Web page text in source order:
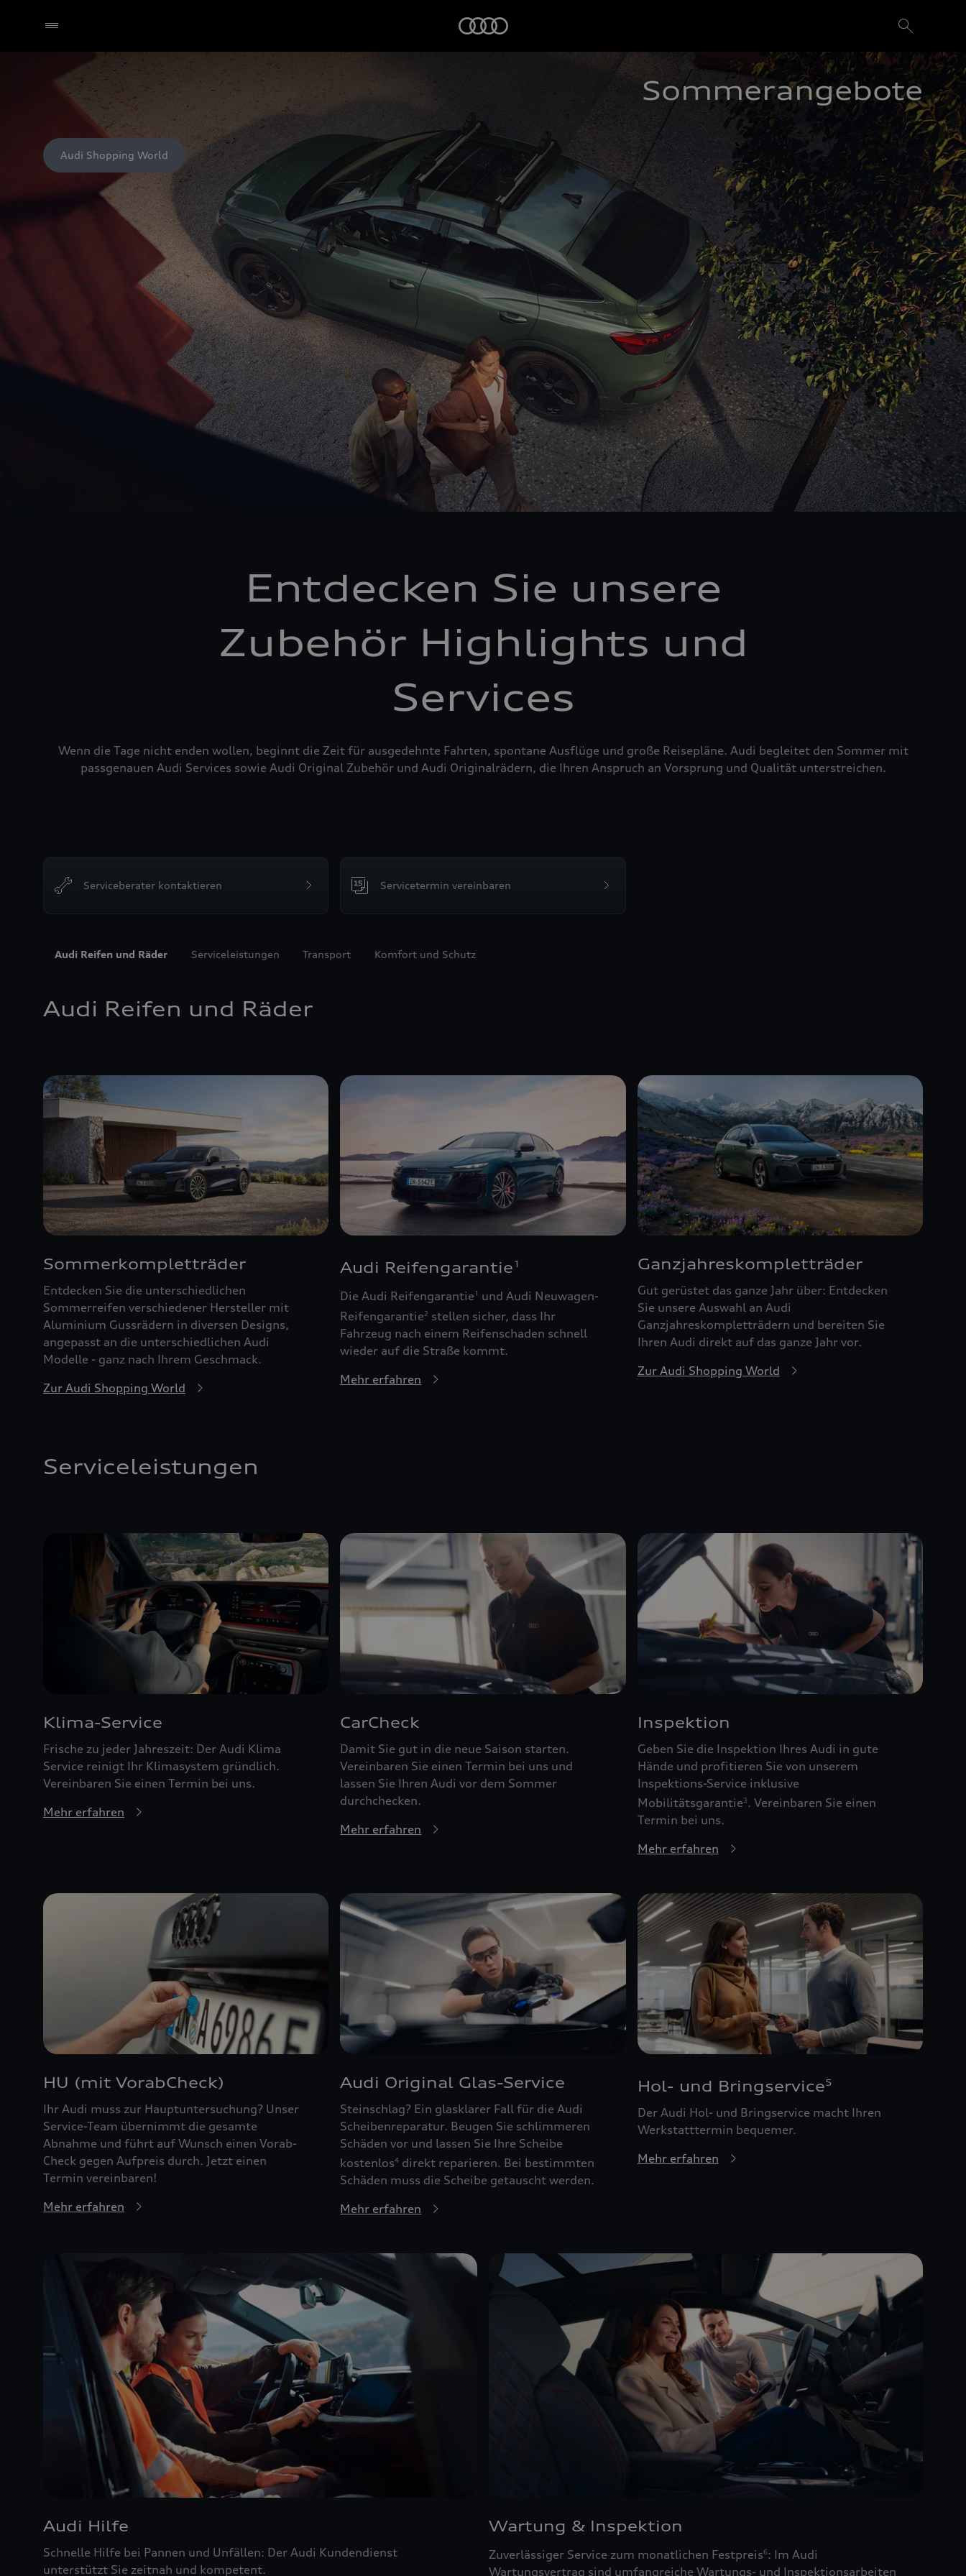
Sommerangebote
Audi Shopping World
Entdecken Sie unsere
Zubehör Highlights und
Services
Wenn die Tage nicht enden wollen, beginnt die Zeit für ausgedehnte Fahrten, spontane Ausflüge und große Reisepläne. Audi begleitet den Sommer mit
passgenauen Audi Services sowie Audi Original Zubehör und Audi Originalrädern, die Ihren Anspruch an Vorsprung und Qualität unterstreichen.
Serviceberater kontaktieren Servicetermin vereinbaren
Audi Reifen und Räder Serviceleistungen Transport Komfort und Schutz
Audi Reifen und Räder
Sommerkompletträder
Entdecken Sie die unterschiedlichen
Sommerreifen verschiedener Hersteller mit
Aluminium Gussrädern in diversen Designs,
angepasst an die unterschiedlichen Audi
Modelle - ganz nach Ihrem Geschmack.
Zur Audi Shopping World
Audi Reifengarantie 1
Die Audi Reifengarantie1
und Audi Neuwagen-
Reifengarantie2 stellen sicher, dass Ihr
Fahrzeug nach einem Reifenschaden schnell
wieder auf die Straße kommt.
Mehr erfahren
Ganzjahreskompletträder
Gut gerüstet das ganze Jahr über: Entdecken
Sie unsere Auswahl an Audi
Ganzjahreskompletträdern und bereiten Sie
Ihren Audi direkt auf das ganze Jahr vor.
Zur Audi Shopping World
Serviceleistungen
Klima-Service
Frische zu jeder Jahreszeit: Der Audi Klima
Service reinigt Ihr Klimasystem gründlich.
Vereinbaren Sie einen Termin bei uns.
Mehr erfahren
CarCheck
Damit Sie gut in die neue Saison starten.
Vereinbaren Sie einen Termin bei uns und
lassen Sie Ihren Audi vor dem Sommer
durchchecken.
Mehr erfahren
Inspektion
Geben Sie die Inspektion Ihres Audi in gute
Hände und profitieren Sie von unserem
Inspektions-Service inklusive
Mobilitätsgarantie3. Vereinbaren Sie einen
Termin bei uns.
Mehr erfahren
HU (mit VorabCheck)
Ihr Audi muss zur Hauptuntersuchung? Unser
Service-Team übernimmt die gesamte
Abnahme und führt auf Wunsch einen Vorab-
Check gegen Aufpreis durch. Jetzt einen
Termin vereinbaren!
Mehr erfahren
Audi Original Glas-Service
Steinschlag? Ein glasklarer Fall für die Audi
Scheibenreparatur. Beugen Sie schlimmeren
Schäden vor und lassen Sie Ihre Scheibe
kostenlos4 direkt reparieren. Bei bestimmten
Schäden muss die Scheibe getauscht werden.
Mehr erfahren
Hol- und Bringservice5
Der Audi Hol- und Bringservice macht Ihren
Werkstatttermin bequemer.
Mehr erfahren
Audi Hilfe
Schnelle Hilfe bei Pannen und Unfällen: Der Audi Kundendienst
unterstützt Sie zeitnah und kompetent.
Wartung & Inspektion
Zuverlässiger Service zum monatlichen Festpreis6: Im Audi
Wartungsvertrag sind umfangreiche Wartungs- und Inspektionsarbeiten